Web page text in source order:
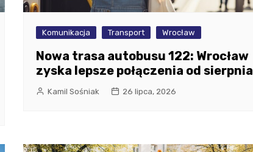
Komunikacja Transport Wrocław
Nowa trasa autobusu 122: Wrocław
zyska lepsze połączenia od sierpnia
Kamil Sośniak 26 lipca, 2026